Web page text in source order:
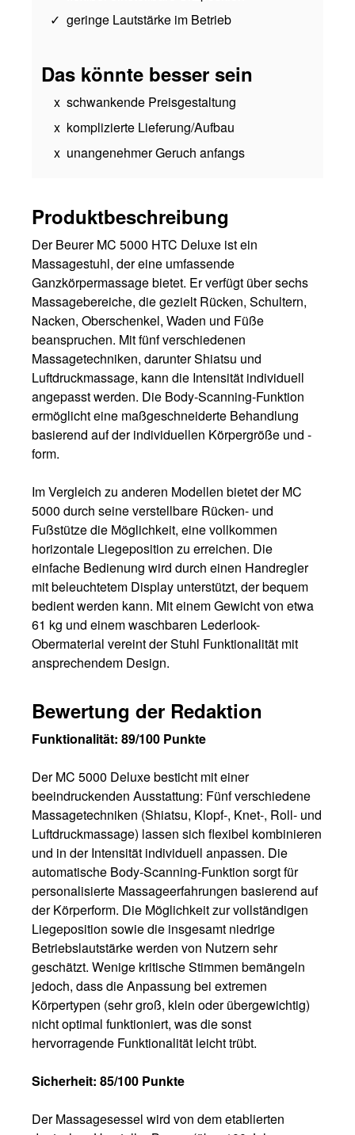
geringe Lautstärke im Betrieb
Das könnte besser sein
schwankende Preisgestaltung
komplizierte Lieferung/Aufbau
unangenehmer Geruch anfangs
Produktbeschreibung
Der Beurer MC 5000 HTC Deluxe ist ein
Massagestuhl, der eine umfassende
Ganzkörpermassage bietet. Er verfügt über sechs
Massagebereiche, die gezielt Rücken, Schultern,
Nacken, Oberschenkel, Waden und Füße
beanspruchen. Mit fünf verschiedenen
Massagetechniken, darunter Shiatsu und
Luftdruckmassage, kann die Intensität individuell
angepasst werden. Die Body-Scanning-Funktion
ermöglicht eine maßgeschneiderte Behandlung
basierend auf der individuellen Körpergröße und -
form.
Im Vergleich zu anderen Modellen bietet der MC
5000 durch seine verstellbare Rücken- und
Fußstütze die Möglichkeit, eine vollkommen
horizontale Liegeposition zu erreichen. Die
einfache Bedienung wird durch einen Handregler
mit beleuchtetem Display unterstützt, der bequem
bedient werden kann. Mit einem Gewicht von etwa
61 kg und einem waschbaren Lederlook-
Obermaterial vereint der Stuhl Funktionalität mit
ansprechendem Design.
Bewertung der Redaktion
Funktionalität: 89/100 Punkte
Der MC 5000 Deluxe besticht mit einer
beeindruckenden Ausstattung: Fünf verschiedene
Massagetechniken (Shiatsu, Klopf-, Knet-, Roll- und
Luftdruckmassage) lassen sich flexibel kombinieren
und in der Intensität individuell anpassen. Die
automatische Body-Scanning-Funktion sorgt für
personalisierte Massageerfahrungen basierend auf
der Körperform. Die Möglichkeit zur vollständigen
Liegeposition sowie die insgesamt niedrige
Betriebslautstärke werden von Nutzern sehr
geschätzt. Wenige kritische Stimmen bemängeln
jedoch, dass die Anpassung bei extremen
Körpertypen (sehr groß, klein oder übergewichtig)
nicht optimal funktioniert, was die sonst
hervorragende Funktionalität leicht trübt.
Sicherheit: 85/100 Punkte
Der Massagesessel wird von dem etablierten